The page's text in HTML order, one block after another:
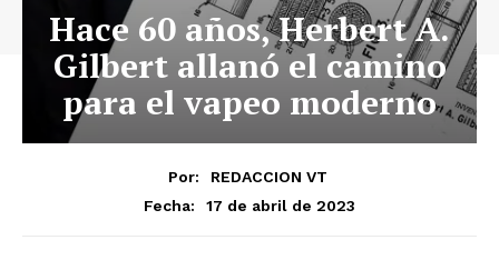
Hace 60 años, Herbert A.
Gilbert allanó el camino
para el vapeo moderno
Por:
REDACCION VT
Fecha:
17 de abril de 2023